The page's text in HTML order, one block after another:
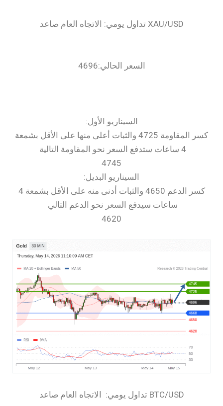
السعر الحالي:4696
‏السيناريو الأول:
كسر المقاومة 4725 والثبات أعلى منها على الأقل بشمعة
4 ساعات ستدفع السعر نحو المقاومة التالية
4745
السيناريو البديل:
كسر الدعم 4650 والثبات أدنى منه على الأقل بشمعة 4
ساعات سيدفع السعر نحو الدعم التالي
4620